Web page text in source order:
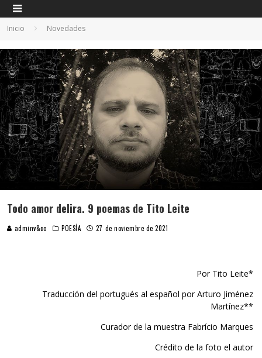
Inicio Novedades
Todo amor delira. 9 poemas de Tito Leite
adminv&co POESÍA 27 de noviembre de 2021
Por Tito Leite*
Traducción del portugués al español por Arturo Jiménez
Martínez**
Curador de la muestra Fabrício Marques
Crédito de la foto el autor